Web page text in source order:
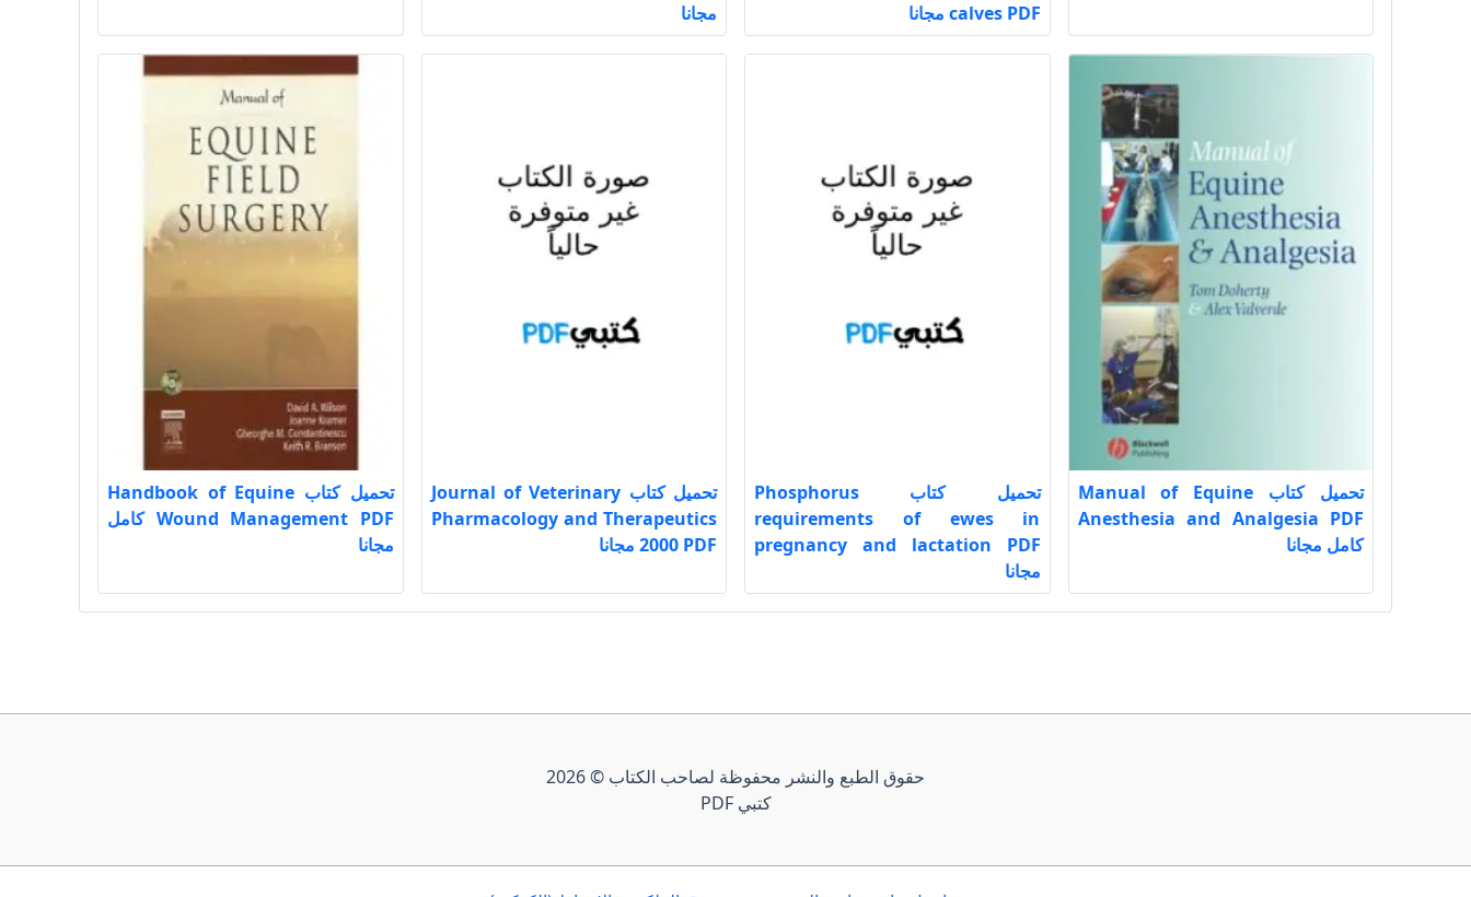
calves PDF مجانا
مجانا
تحميل كتاب Manual of Equine
Anesthesia and Analgesia PDF
كامل مجانا
تحميل كتاب Phosphorus
requirements of ewes in
pregnancy and lactation PDF
مجانا
تحميل كتاب Journal of Veterinary
Pharmacology and Therapeutics
2000 PDF مجانا
تحميل كتاب Handbook of Equine
Wound Management PDF كامل
مجانا
حقوق الطبع والنشر محفوظة لصاحب الكتاب © 2026
كتبي PDF